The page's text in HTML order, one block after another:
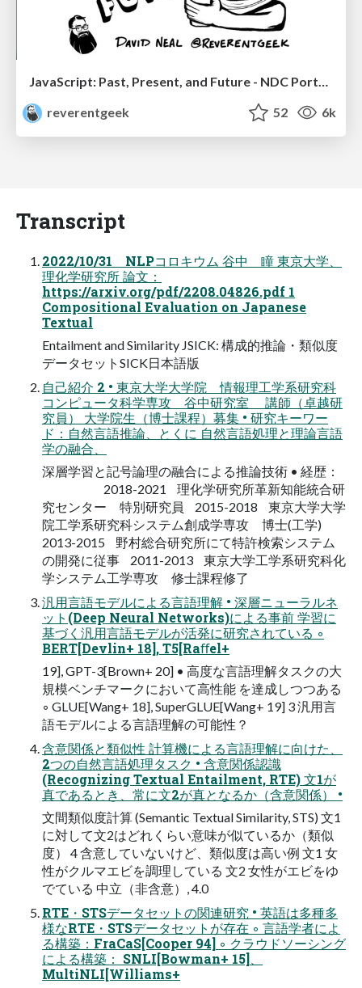
JavaScript: Past, Present, and Future - NDC Porto 2020
reverentgeek
52 6k
Transcript
2022/10/31 NLPコロキウム 谷中 瞳 東京大学、
理化学研究所 論文：
https://arxiv.org/pdf/2208.04826.pdf 1
Compositional Evaluation on Japanese
Textual
Entailment and Similarity JSICK: 構成的推論・類似度
データセットSICK日本語版
自己紹介 2 • 東京大学大学院 情報理工学系研究科
コンピュータ科学専攻 谷中研究室 講師（卓越研
究員） 大学院生（博士課程）募集 • 研究キーワー
ド：自然言語推論、とくに 自然言語処理と理論言語
学の融合、
深層学習と記号論理の融合による推論技術 • 経歴：
2018-2021 理化学研究所革新知能統合研
究センター 特別研究員 2015-2018 東京大学大学
院工学系研究科システム創成学専攻 博士(工学)
2013-2015 野村総合研究所にて特許検索システム
の開発に従事 2011-2013 東京大学工学系研究科化
学システム工学専攻 修士課程修了
汎用言語モデルによる言語理解 • 深層ニューラルネ
ット(Deep Neural Networks)による事前 学習に
基づく汎用言語モデルが活発に研究されている ◦
BERT[Devlin+ 18], T5[Raﬀel+
19], GPT-3[Brown+ 20] • 高度な言語理解タスクの大
規模ベンチマークにおいて高性能 を達成しつつある
◦ GLUE[Wang+ 18], SuperGLUE[Wang+ 19] 3 汎用言
語モデルによる言語理解の可能性？
含意関係と類似性 計算機による言語理解に向けた、
2つの自然言語処理タスク • 含意関係認識
(Recognizing Textual Entailment, RTE) 文1が
真であるとき、常に文2が真となるか（含意関係） •
文間類似度計算 (Semantic Textual Similarity, STS) 文1
に対して文2はどれくらい意味が似ているか（類似
度） 4 含意していないけど、類似度は高い例 文1 女
性がクルマエビを調理している 文2 女性がエビをゆ
でている 中立（非含意）, 4.0
RTE・STSデータセットの関連研究 • 英語は多種多
様なRTE・STSデータセットが存在 ◦ 言語学者によ
る構築：FraCaS[Cooper 94] ◦ クラウドソーシング
による構築： SNLI[Bowman+ 15]、
MultiNLI[Williams+